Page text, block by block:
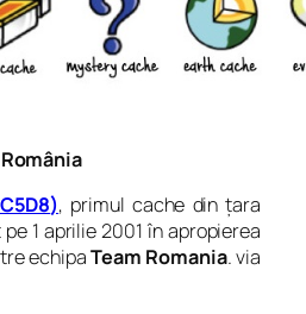
), primul cache din țara
1 aprilie 2001 în apropierea
echipaTeam Romania.via